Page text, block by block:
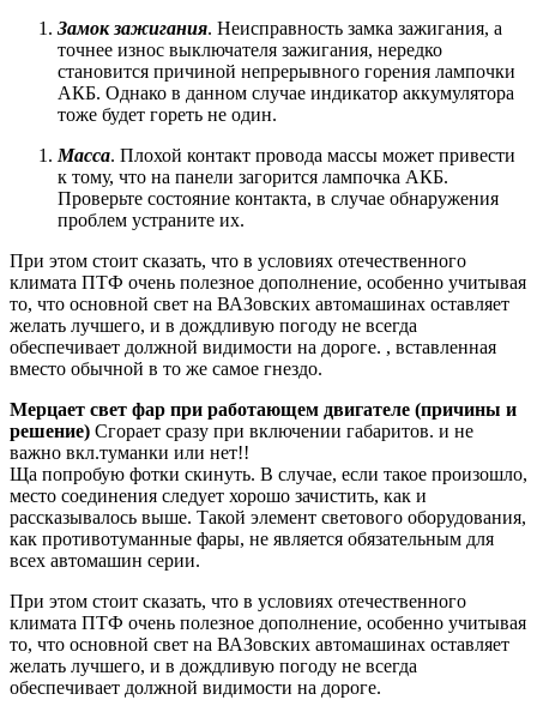
Замок зажигания. Неисправность замка зажигания, а
точнее износ выключателя зажигания, нередко
становится причиной непрерывного горения лампочки
АКБ. Однако в данном случае индикатор аккумулятора
тоже будет гореть не один.
Масса. Плохой контакт провода массы может привести
к тому, что на панели загорится лампочка АКБ.
Проверьте состояние контакта, в случае обнаружения
проблем устраните их.
При этом стоит сказать, что в условиях отечественного
климата ПТФ очень полезное дополнение, особенно учитывая
то, что основной свет на ВАЗовских автомашинах оставляет
желать лучшего, и в дождливую погоду не всегда
обеспечивает должной видимости на дороге. , вставленная
вместо обычной в то же самое гнездо.
Мерцает свет фар при работающем двигателе (причины и
решение) Сгорает сразу при включении габаритов. и не
важно вкл.туманки или нет!!
Ща попробую фотки скинуть. В случае, если такое произошло,
место соединения следует хорошо зачистить, как и
рассказывалось выше. Такой элемент светового оборудования,
как противотуманные фары, не является обязательным для
всех автомашин серии.
При этом стоит сказать, что в условиях отечественного
климата ПТФ очень полезное дополнение, особенно учитывая
то, что основной свет на ВАЗовских автомашинах оставляет
желать лучшего, и в дождливую погоду не всегда
обеспечивает должной видимости на дороге.